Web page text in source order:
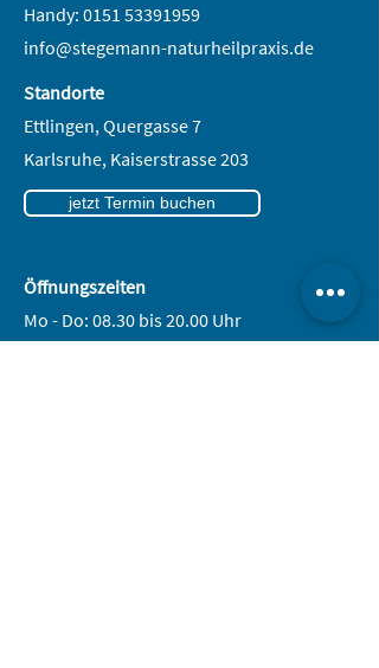
Handy: 0151 53391959
info@stegemann-naturheilpraxis.de
Standorte
Ettlingen, Quergasse 7
Karlsruhe, Kaiserstrasse 203
jetzt Termin buchen
Öffnungszeiten
Mo - Do: 08.30 bis 20.00 Uhr